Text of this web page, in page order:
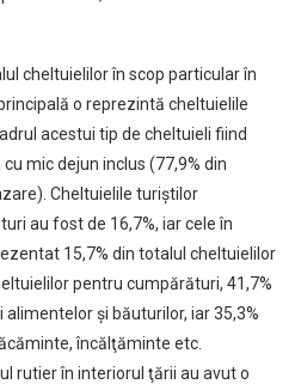
cheltuielilor în scop particular în
o reprezintă cheltuielile
acestui tip de cheltuieli fiind
mic dejun inclus (77,9% din
Cheltuielile turiştilor
au fost de 16,7%, iar cele în
15,7% din totalul cheltuielilor
pentru cumpărături, 41,7%
şi băuturilor, iar 35,3%
încălţăminte etc.
rutier în interiorul ţării au avut o